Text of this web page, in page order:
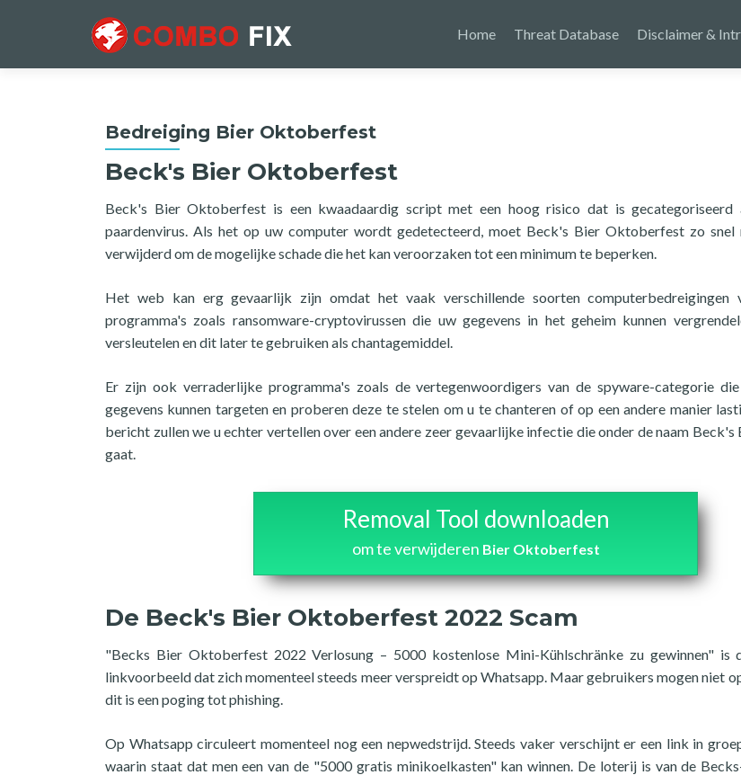
Home Threat Database Disclaimer &
Bedreiging Bier Oktoberfest
Beck's Bier Oktoberfest
Beck's Bier Oktoberfest is een kwaadaardig script met een hoog risico dat is gecategoriseerd
paardenvirus. Als het op uw computer wordt gedetecteerd, moet Beck's Bier Oktoberfest zo snel
verwijderd om de mogelijke schade die het kan veroorzaken tot een minimum te beperken.
Het web kan erg gevaarlijk zijn omdat het vaak verschillende soorten computerbedreigingen
programma's zoals ransomware-cryptovirussen die uw gegevens in het geheim kunnen
versleutelen en dit later te gebruiken als chantagemiddel.
Er zijn ook verraderlijke programma's zoals de vertegenwoordigers van de spyware-categorie
gegevens kunnen targeten en proberen deze te stelen om u te chanteren of op een andere manier
bericht zullen we u echter vertellen over een andere zeer gevaarlijke infectie die onder de naam
gaat.
Removal Tool downloaden
om te verwijderen Bier Oktoberfest
De Beck's Bier Oktoberfest 2022 Scam
"Becks Bier Oktoberfest 2022 Verlosung – 5000 kostenlose Mini-Kühlschränke zu gewinnen" is
linkvoorbeeld dat zich momenteel steeds meer verspreidt op Whatsapp. Maar gebruikers mogen niet
dit is een poging tot phishing.
Op Whatsapp circuleert momenteel nog een nepwedstrijd. Steeds vaker verschijnt er een link in
waarin staat dat men een van de "5000 gratis minikoelkasten" kan winnen. De loterij is van de